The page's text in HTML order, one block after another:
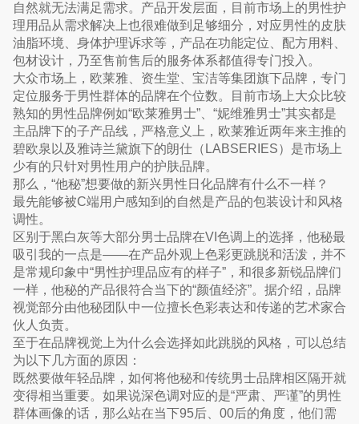
自然就无法满足需求。产品开发层面，目前市场上的男性护
理用品从需求解决上也很难做到足够细分，对应男性的皮肤
油脂环境、身体护理诉求等，产品在功能定位、配方用料、
包材设计，乃至售前售后的服务体系都值得专门投入。
大众市场上，欧莱雅、资生堂、宝洁等集团旗下品牌，专门
定位服务于男性群体的品牌在个位数。目前市场上大众比较
熟知的男性品牌例如“欧莱雅男士”、“妮维雅男士”其实都是
主品牌下的子产品线，严格意义上，欧莱雅近两年来主推的
碧欧泉以及雅诗兰黛旗下的朗仕（LABSERIES）是市场上
少有的只针对男性用户的护肤品牌。
那么，“他秘”想要做的新兴男性日化品牌有什么不一样？
最先能够被C端用户感知到的自然是产品的包装设计和风格
调性。
区别于黑白灰等大部分男士品牌在VI色调上的选择，他秘最
吸引我的一点是——在产品外观上色彩更跳脱和活泼，并不
是常规印象中“男性护理品应有的样子”，和很多新锐品牌们
一样，他秘的产品很符合当下的“颜值经济”。据介绍，品牌
视觉部分由他秘团队中一位擅长色彩表达和传递的艺术家合
伙人负责。
至于在品牌视觉上为什么会选择如此跳脱的风格，可以总结
为以下几方面的原因：
既然要做年轻品牌，如何将他秘和传统男士品牌相区隔开就
变得相当重要。如果说深色调对应的是“严肃、严谨”的男性
群体画像的话，那么站在当下95后、00后的角度，他们需